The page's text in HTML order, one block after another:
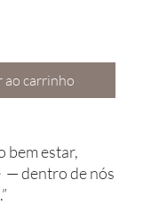
ao carrinho
bem estar,
— dentro de nós